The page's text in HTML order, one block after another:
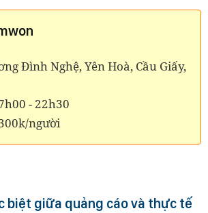
Đình Nghệ, Yên Hoà, Cầu Giấy,
- 22h30
người
biệt giữa quảng cáo và thực tế